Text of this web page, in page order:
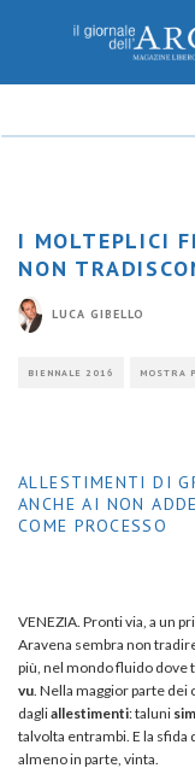
I MOLTEPLICI
NON
LUCA GIBELLO
BIENNALE 2016 MOSTRA
ALLESTIMENTI DI
ANCHE AI NON
COME PROCESSO
VENEZIA. Pronti via, a un
Aravena sembra non
più, nel mondo fluido dove
vu . Nella maggior parte
dagliallestimenti: taluni
talvolta entrambi. E la sfida
almeno in parte, vinta.